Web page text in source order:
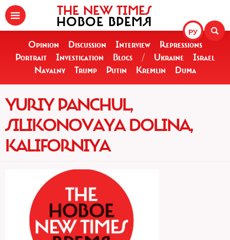
РУ
THE NEW TIMES
НОВОЕ ВРЕМЯ
Opinion Discussion Interview
Repressions
Portrait
Investigation Blogs / Ukraine
Israel
Navalny
Trump Putin Kremlin Duma
YURIY PANCHUL,
SILIKONOVAYA DOLINA,
KALIFORNIYA